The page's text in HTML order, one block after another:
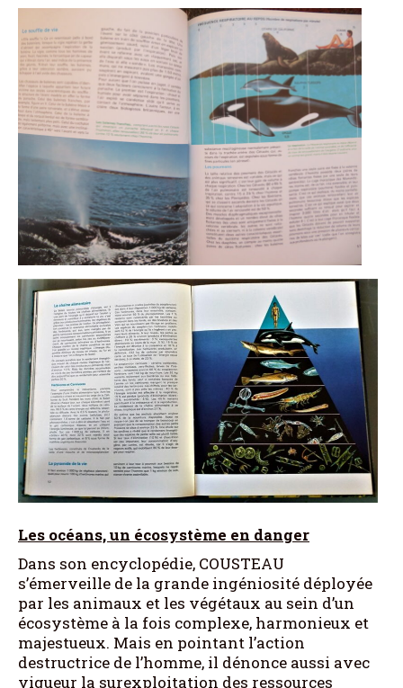
Les océans, un écosystème en danger
Dans son encyclopédie, COUSTEAU
s’émerveille de la grande ingéniosité déployée
par les animaux et les végétaux au sein d’un
écosystème à la fois complexe, harmonieux et
majestueux. Mais en pointant l’action
destructrice de l’homme, il dénonce aussi avec
vigueur la surexploitation des ressources